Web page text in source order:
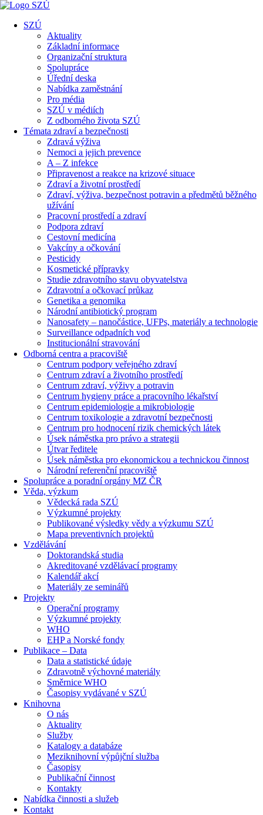
SZÚ
Aktuality
Základní informace
Organizační struktura
Spolupráce
Úřední deska
Nabídka zaměstnání
Pro média
SZÚ v médiích
Z odborného života SZÚ
Témata zdraví a bezpečnosti
Zdravá výživa
Nemoci a jejich prevence
A – Z infekce
Připravenost a reakce na krizové situace
Zdraví a životní prostředí
Zdraví, výživa, bezpečnost potravin a předmětů běžného
užívání
Pracovní prostředí a zdraví
Podpora zdraví
Cestovní medicína
Vakcíny a očkování
Pesticidy
Kosmetické přípravky
Studie zdravotního stavu obyvatelstva
Zdravotní a očkovací průkaz
Genetika a genomika
Národní antibiotický program
Nanosafety – nanočástice, UFPs, materiály a technologie
Surveillance odpadních vod
Institucionální stravování
Odborná centra a pracoviště
Centrum podpory veřejného zdraví
Centrum zdraví a životního prostředí
Centrum zdraví, výživy a potravin
Centrum hygieny práce a pracovního lékařství
Centrum epidemiologie a mikrobiologie
Centrum toxikologie a zdravotní bezpečnosti
Centrum pro hodnocení rizik chemických látek
Úsek náměstka pro právo a strategii
Útvar ředitele
Úsek náměstka pro ekonomickou a technickou činnost
Národní referenční pracoviště
Spolupráce a poradní orgány MZ ČR
Věda, výzkum
Vědecká rada SZÚ
Výzkumné projekty
Publikované výsledky vědy a výzkumu SZÚ
Mapa preventivních projektů
Vzdělávání
Doktorandská studia
Akreditované vzdělávací programy
Kalendář akcí
Materiály ze seminářů
Projekty
Operační programy
Výzkumné projekty
WHO
EHP a Norské fondy
Publikace – Data
Data a statistické údaje
Zdravotně výchovné materiály
Směrnice WHO
Časopisy vydávané v SZÚ
Knihovna
O nás
Aktuality
Služby
Katalogy a databáze
Meziknihovní výpůjční služba
Časopisy
Publikační činnost
Kontakty
Nabídka činnosti a služeb
Kontakt